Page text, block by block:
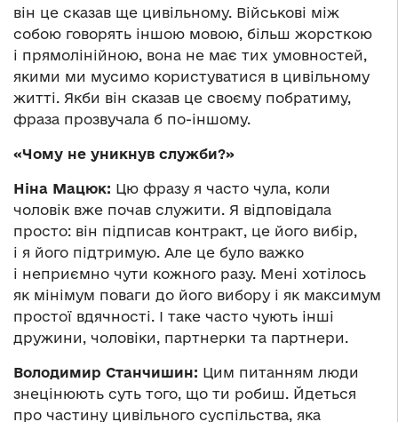
він це сказав ще цивільному. Військові між
собою говорять іншою мовою, більш жорсткою
і прямолінійною, вона не має тих умовностей,
якими ми мусимо користуватися в цивільному
житті. Якби він сказав це своєму побратиму,
фраза прозвучала б по-іншому.
«Чому не уникнув служби?»
Ніна Мацюк: Цю фразу я часто чула, коли
чоловік вже почав служити. Я відповідала
просто: він підписав контракт, це його вибір,
і я його підтримую. Але це було важко
і неприємно чути кожного разу. Мені хотілось
як мінімум поваги до його вибору і як максимум
простої вдячності. І таке часто чують інші
дружини, чоловіки, партнерки та партнери.
Володимир Станчишин: Цим питанням люди
знецінюють суть того, що ти робиш. Йдеться
про частину цивільного суспільства, яка